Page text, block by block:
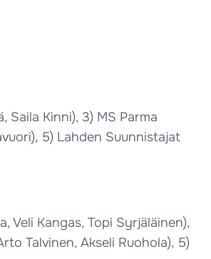
Saila Kinni), 3) MS Parma
5) Lahden Suunnistajat
Veli Kangas, Topi Syrjäläinen),
Talvinen, Akseli Ruohola), 5)